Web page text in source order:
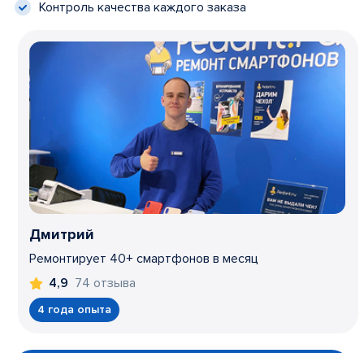
Контроль качества каждого заказа
Дмитрий
Ремонтирует 40+ смартфонов в месяц
4,9 74 отзыва
4 года опыта